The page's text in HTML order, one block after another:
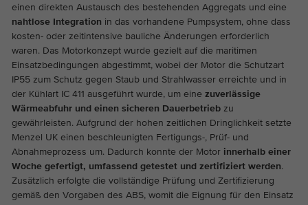
einen direkten Austausch des bestehenden Aggregats und eine
nahtlose Integration in das vorhandene Pumpsystem, ohne dass
kosten- oder zeitintensive bauliche Änderungen erforderlich
waren. Das Motorkonzept wurde gezielt auf die maritimen
Einsatzbedingungen abgestimmt, wobei der Motor die Schutzart
IP55 zum Schutz gegen Staub und Strahlwasser erreichte und in
der Kühlart IC 411 ausgeführt wurde, um eine zuverlässige
Wärmeabfuhr und einen sicheren Dauerbetriebzu
gewährleisten. Aufgrund der hohen zeitlichen Dringlichkeit setzte
Menzel UK einen beschleunigten Fertigungs-, Prüf- und
Abnahmeprozess um. Dadurch konnte der Motorinnerhalb einer
Woche gefertigt, umfassend getestet und zertifiziert werden.
Zusätzlich erfolgte die vollständige Prüfung und Zertifizierung
gemäß den Vorgaben des ABS, womit die Eignung für den Einsatz
Name _ga_*
Anbieter Google Analytics
2 Jahre
Zweck
Dieses Cookie wird von Google Analytics
installiert. Das Cookie wird verwendet um
die Seitenaufrufe zu speichern und zu
zählen.